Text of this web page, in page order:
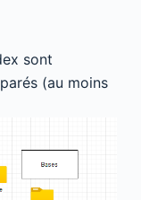
sont
(au moins